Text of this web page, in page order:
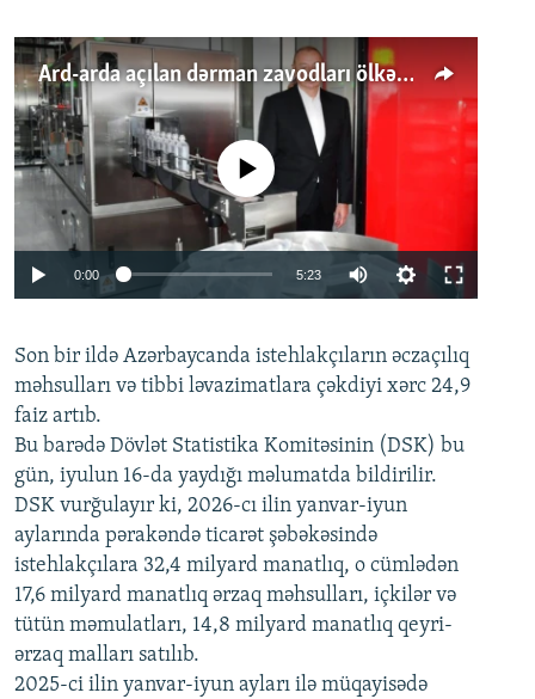
Ard-arda açılan dərman zavodları ölkənin tələbatını ödəyirmi?
Auto 240p 360p 480p
720p 1080p
No media source currently available
0:00 5:23
360p
480p
720p
1080p
Son bir ildə Azərbaycanda istehlakçıların əczaçılıq
məhsulları və tibbi ləvazimatlara çəkdiyi xərc 24,9
faiz artıb.
Bu barədə Dövlət Statistika Komitəsinin (DSK) bu
gün, iyulun 16-da yaydığı məlumatda bildirilir.
DSK vurğulayır ki, 2026-cı ilin yanvar-iyun
aylarında pərakəndə ticarət şəbəkəsində
istehlakçılara 32,4 milyard manatlıq, o cümlədən
17,6 milyard manatlıq ərzaq məhsulları, içkilər və
tütün məmulatları, 14,8 milyard manatlıq qeyri-
ərzaq malları satılıb.
2025-ci ilin yanvar-iyun ayları ilə müqayisədə